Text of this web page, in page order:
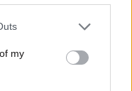
one or more Google
You may click to
third-party tags to
in below Google
my